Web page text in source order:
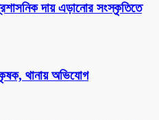
দায় এড়ানোর সংস্কৃতিতে
থানায় অভিযোগ